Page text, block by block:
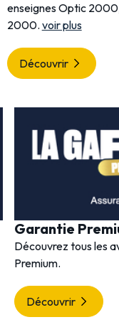
enseignes Optic
2000. voir plus
Découvrir
Garantie
Découvrez tous les
Premium.
Découvrir